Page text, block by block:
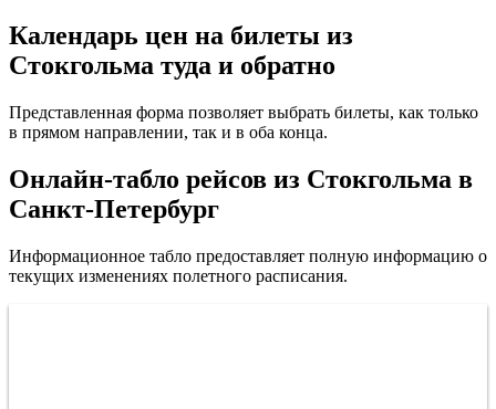
Календарь цен на билеты из
Стокгольма туда и обратно
Представленная форма позволяет выбрать билеты, как только
в прямом направлении, так и в оба конца.
Онлайн-табло рейсов из Стокгольма в
Санкт-Петербург
Информационное табло предоставляет полную информацию о
текущих изменениях полетного расписания.